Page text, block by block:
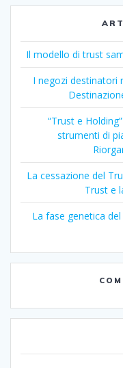
Il modello di trust
I negozi destinatori
“Trust e
strumenti di
La cessazione del
Trust e
La fase genetica